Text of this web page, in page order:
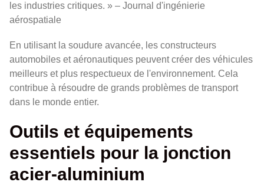
les industries critiques. » – Journal d'ingénierie
aérospatiale
En utilisant la soudure avancée, les constructeurs
automobiles et aéronautiques peuvent créer des véhicules
meilleurs et plus respectueux de l'environnement. Cela
contribue à résoudre de grands problèmes de transport
dans le monde entier.
Outils et équipements
essentiels pour la jonction
acier-aluminium